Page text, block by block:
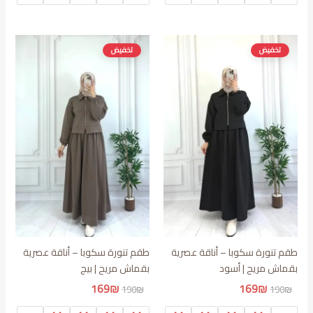
190₪.
169₪.
190₪.
169₪.
تخفيض
طقم تنورة سكوبا – أناقة عصرية
بقماش مريح | أسود
190₪ السعر
الأصلي
169₪ السعر
الحالي
تخفيض
طقم تنورة سكوبا – أناقة عصرية
بقماش مريح | بيج
190₪ السعر
الأصلي
169₪
الحالي